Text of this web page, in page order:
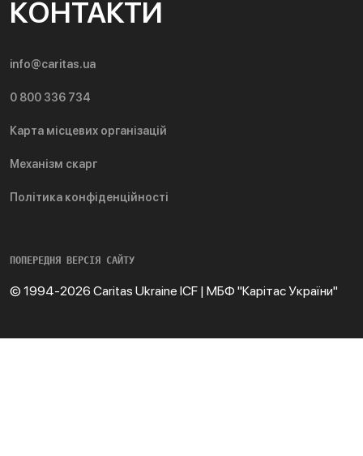
КОНТАКТИ
info@caritas.ua
0 800 336 734
Карта місцевих організацій
Механізм скарг
Політика конфіденційності
ПОПЕРЕДНЯ ВЕРСІЯ САЙТУ
© 1994-2026 Caritas Ukraine ICF | МБФ "Карітас України"